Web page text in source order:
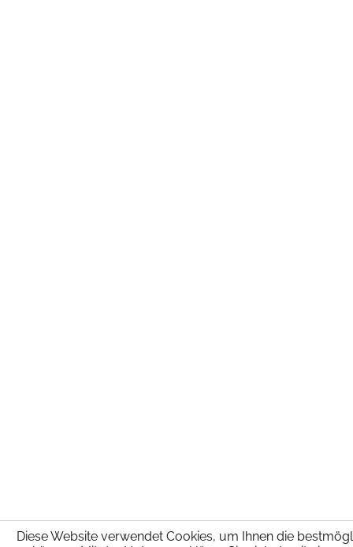
Diese Website verwendet Cookies, um Ihnen die